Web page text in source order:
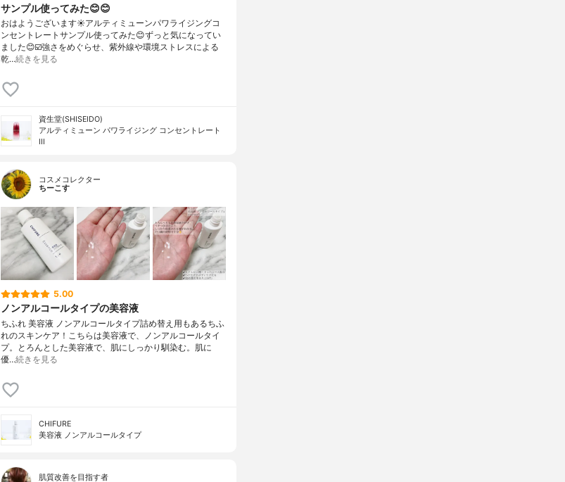
サンプル使ってみた😊😊
おはようございます☀アルティミューンパワライジングコ
ンセントレートサンプル使ってみた😊ずっと気になってい
ました😊☑️強さをめぐらせ、紫外線や環境ストレスによる
乾…続きを見る
資生堂(SHISEIDO)
アルティミューン パワライジング コンセントレート
III
コスメコレクター
ちーこす
5.00
ノンアルコールタイプの美容液
ちふれ 美容液 ノンアルコールタイプ詰め替え用もあるちふ
れのスキンケア！こちらは美容液で、ノンアルコールタイ
プ。とろんとした美容液で、肌にしっかり馴染む。肌に
優…続きを見る
CHIFURE
美容液 ノンアルコールタイプ
肌質改善を目指す者